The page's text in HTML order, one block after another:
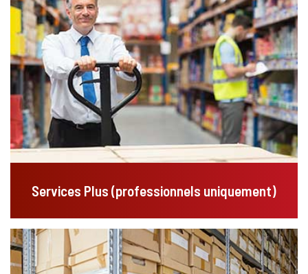
Services Plus (professionnels uniquement)